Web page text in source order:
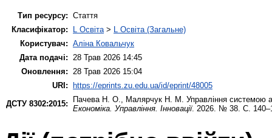
Тип ресурсу: Стаття
Класифікатор:
L Освіта > L Освіта (Загальне)
Користувач: Аліна Ковальчук
Дата подачі:
28 Трав 2026 14:45
Оновлення:
28 Трав 2026 15:04
URI: https://eprints.zu.edu.ua/id/eprint/48005
ДСТУ 8302:2015:
Пачева Н. О. Малярчук Н. М. Управління системою
Економіка. Управління. Інновації. 2026. № 38. С.